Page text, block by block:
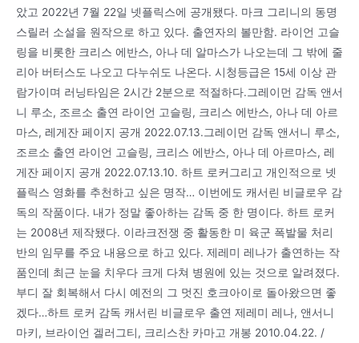
았고 2022년 7월 22일 넷플릭스에 공개됐다. 마크 그리니의 동명
스릴러 소설을 원작으로 하고 있다. 출연자의 볼만함. 라이언 고슬
링을 비롯한 크리스 에반스, 아나 데 알마스가 나오는데 그 밖에 줄
리아 버터스도 나오고 다누쉬도 나온다. 시청등급은 15세 이상 관
람가이며 러닝타임은 2시간 2분으로 적절하다.그레이먼 감독 앤서
니 루소, 조르소 출연 라이언 고슬링, 크리스 에반스, 아나 데 아르
마스, 레게잔 페이지 공개 2022.07.13.그레이먼 감독 앤서니 루소,
조르소 출연 라이언 고슬링, 크리스 에반스, 아나 데 아르마스, 레
게잔 페이지 공개 2022.07.13.10. 하트 로커그리고 개인적으로 넷
플릭스 영화를 추천하고 싶은 명작… 이번에도 캐서린 비글로우 감
독의 작품이다. 내가 정말 좋아하는 감독 중 한 명이다. 하트 로커
는 2008년 제작됐다. 이라크전쟁 중 활동한 미 육군 폭발물 처리
반의 임무를 주요 내용으로 하고 있다. 제레미 레나가 출연하는 작
품인데 최근 눈을 치우다 크게 다쳐 병원에 있는 것으로 알려졌다.
부디 잘 회복해서 다시 예전의 그 멋진 호크아이로 돌아왔으면 좋
겠다…하트 로커 감독 캐서린 비글로우 출연 제레미 레나, 앤서니
마키, 브라이언 겔러그티, 크리스찬 카마고 개봉 2010.04.22. /